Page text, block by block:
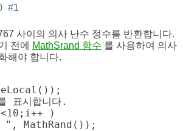
#1
사이의 의사 난수 정수를 반환합니다.
전에
MathSrand 함수 를 사용하여 의사
해야 합니다.
표시합니다.
)
", MathRand());